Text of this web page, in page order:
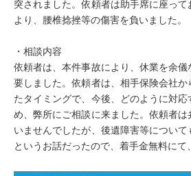
突されました。依頼者は助手席に座っ
より、腰椎捻挫等の傷害を負いました。
・相談内容
依頼者は、本件事故により、休業を余
要しました。依頼者は、相手保険会社
たタイミングで、今後、どのように対
め、弊所にご相談に来ました。依頼者
いませんでしたが、後遺障害等につい
というお話だったので、着手金無料にて